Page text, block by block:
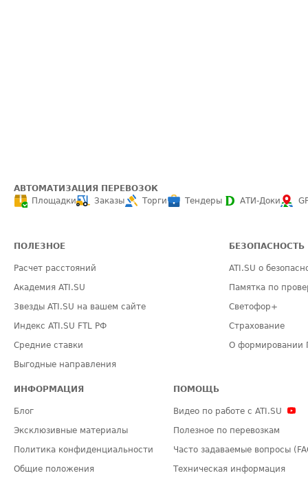
АВТОМАТИЗАЦИЯ ПЕРЕВОЗОК
Площадки
Заказы Торги Тендеры АТИ-Доки
ПОЛЕЗНОЕ
Расчет расстояний
Академия ATI.SU
Звезды ATI.SU на вашем сайте
Индекс ATI.SU FTL РФ
Средние ставки
Выгодные направления
БЕЗОПАСНОСТЬ
ATI.SU о
Памятка по
Светофор+
Страхование
О формировании
ИНФОРМАЦИЯ
Блог
Эксклюзивные материалы
Политика конфиденциальности
Общие положения
ПОМОЩЬ
Видео по работе с ATI.SU
Полезное по перевозкам
Часто задаваемые вопросы
Техническая информация